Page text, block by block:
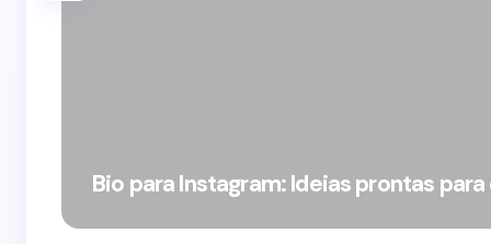
Bio para Instagram: Ideias prontas